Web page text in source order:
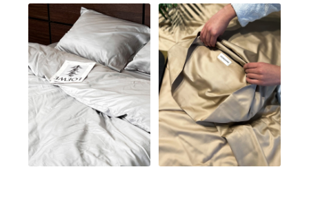
несколько
вариаций.
Опции
можно
выбрать
на
странице
товара.
вариаций.
Опции
можно
выбрать
на
странице
товара.